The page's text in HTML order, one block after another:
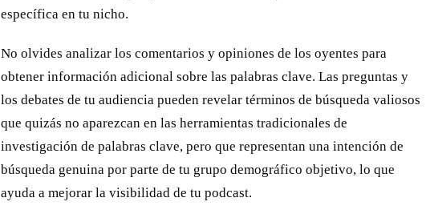
específica en tu nicho.
No olvides analizar los comentarios y opiniones de los oyentes para
obtener información adicional sobre las palabras clave. Las preguntas y
los debates de tu audiencia pueden revelar términos de búsqueda valiosos
que quizás no aparezcan en las herramientas tradicionales de
investigación de palabras clave, pero que representan una intención de
búsqueda genuina por parte de tu grupo demográfico objetivo, lo que
ayuda a mejorar la visibilidad de tu podcast.